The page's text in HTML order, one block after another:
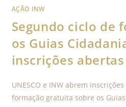
AÇÃO INW
Segundo ciclo de
os Guias
inscrições abertas
UNESCO e INW abrem
formação gratuita sobre os